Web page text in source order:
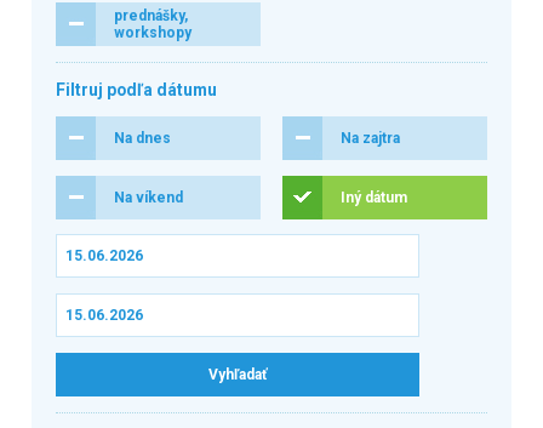
prednášky,
workshopy
Filtruj podľa dátumu
Na dnes Na zajtra
Na víkend Iný dátum